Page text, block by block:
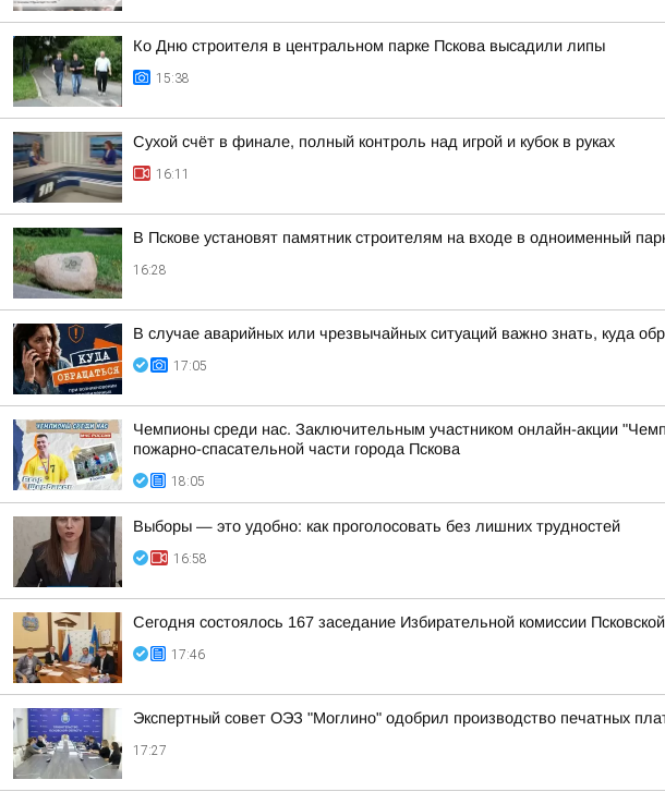
Ко Дню строителя в центральном парке Пскова высадили липы
15:38
Сухой счёт в финале, полный контроль над игрой и кубок в руках
16:11
В Пскове установят памятник строителям на входе в одноименный
16:28
В случае аварийных или чрезвычайных ситуаций важно знать, куда
17:05
Чемпионы среди нас. Заключительным участником онлайн-акции
пожарно-спасательной части города Пскова
18:05
Выборы — это удобно: как проголосовать без лишних трудностей
16:58
Сегодня состоялось 167 заседание Избирательной комиссии
17:46
Экспертный совет ОЭЗ "Моглино" одобрил производство печатных
17:27